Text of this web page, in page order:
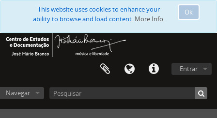
Ok
This website uses cookies to enhance your
ability to browse and load content. More Info.
Entrar
Navegar